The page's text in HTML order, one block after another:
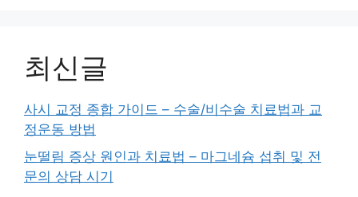
최신글
사시 교정 종합 가이드 – 수술/비수술 치료법과 교
정운동 방법
눈떨림 증상 원인과 치료법 – 마그네슘 섭취 및 전
문의 상담 시기